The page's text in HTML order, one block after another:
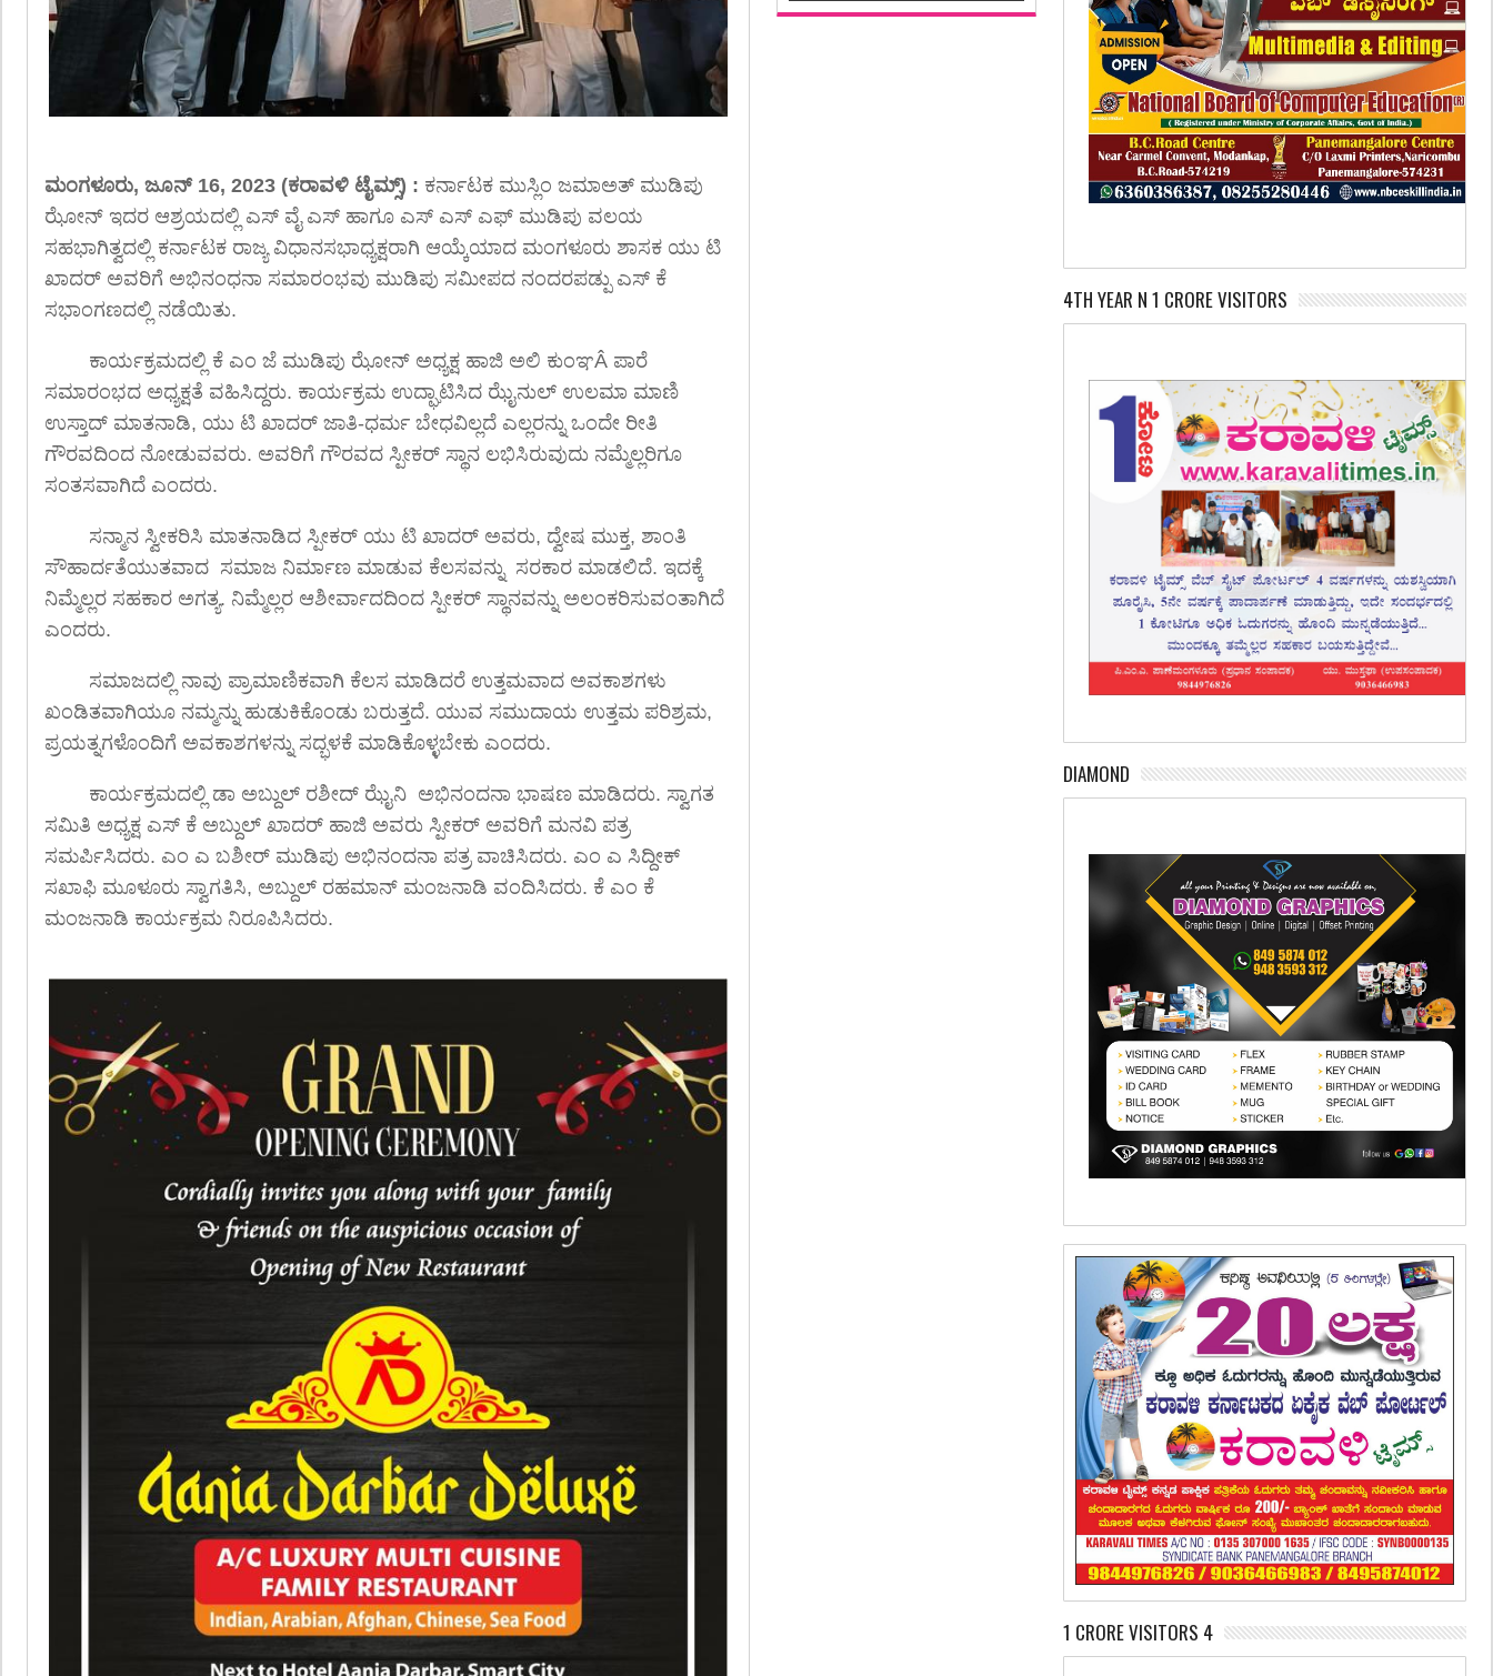
ಮಂಗಳೂರು, ಜೂನ್ 16, 2023 (ಕರಾವಳಿ ಟೈಮ್ಸ್) : ಕರ್ನಾಟಕ ಮುಸ್ಲಿಂ ಜಮಾಅತ್ ಮುಡಿಪು
ಝೋನ್ ಇದರ ಆಶ್ರಯದಲ್ಲಿ ಎಸ್ ವೈ ಎಸ್ ಹಾಗೂ ಎಸ್ ಎಸ್ ಎಫ್ ಮುಡಿಪು ವಲಯ
ಸಹಭಾಗಿತ್ವದಲ್ಲಿ ಕರ್ನಾಟಕ ರಾಜ್ಯ ವಿಧಾನಸಭಾಧ್ಯಕ್ಷರಾಗಿ ಆಯ್ಕೆಯಾದ ಮಂಗಳೂರು ಶಾಸಕ ಯು ಟಿ
ಖಾದರ್ ಅವರಿಗೆ ಅಭಿನಂಧನಾ ಸಮಾರಂಭವು ಮುಡಿಪು ಸಮೀಪದ ನಂದರಪಡ್ಪು ಎಸ್ ಕೆ
ಸಭಾಂಗಣದಲ್ಲಿ ನಡೆಯಿತು.
ಕಾರ್ಯಕ್ರಮದಲ್ಲಿ ಕೆ ಎಂ ಜೆ ಮುಡಿಪು ಝೋನ್ ಅಧ್ಯಕ್ಷ ಹಾಜಿ ಅಲಿ ಕುಂಞÂ ಪಾರೆ
ಸಮಾರಂಭದ ಅಧ್ಯಕ್ಷತೆ ವಹಿಸಿದ್ದರು. ಕಾರ್ಯಕ್ರಮ ಉದ್ಘಾಟಿಸಿದ ಝೈನುಲ್ ಉಲಮಾ ಮಾಣಿ
ಉಸ್ತಾದ್ ಮಾತನಾಡಿ, ಯು ಟಿ ಖಾದರ್ ಜಾತಿ-ಧರ್ಮ ಬೇಧವಿಲ್ಲದೆ ಎಲ್ಲರನ್ನು ಒಂದೇ ರೀತಿ
ಗೌರವದಿಂದ ನೋಡುವವರು. ಅವರಿಗೆ ಗೌರವದ ಸ್ಪೀಕರ್ ಸ್ಥಾನ ಲಭಿಸಿರುವುದು ನಮ್ಮೆಲ್ಲರಿಗೂ
ಸಂತಸವಾಗಿದೆ ಎಂದರು.
ಸನ್ಮಾನ ಸ್ವೀಕರಿಸಿ ಮಾತನಾಡಿದ ಸ್ಪೀಕರ್ ಯು ಟಿ ಖಾದರ್ ಅವರು, ದ್ವೇಷ ಮುಕ್ತ, ಶಾಂತಿ
ಸೌಹಾರ್ದತೆಯುತವಾದ ಸಮಾಜ ನಿರ್ಮಾಣ ಮಾಡುವ ಕೆಲಸವನ್ನು ಸರಕಾರ ಮಾಡಲಿದೆ. ಇದಕ್ಕೆ
ನಿಮ್ಮೆಲ್ಲರ ಸಹಕಾರ ಅಗತ್ಯ. ನಿಮ್ಮೆಲ್ಲರ ಆಶೀರ್ವಾದದಿಂದ ಸ್ಪೀಕರ್ ಸ್ಥಾನವನ್ನು ಅಲಂಕರಿಸುವಂತಾಗಿದೆ
ಎಂದರು.
ಸಮಾಜದಲ್ಲಿ ನಾವು ಪ್ರಾಮಾಣಿಕವಾಗಿ ಕೆಲಸ ಮಾಡಿದರೆ ಉತ್ತಮವಾದ ಅವಕಾಶಗಳು
ಖಂಡಿತವಾಗಿಯೂ ನಮ್ಮನ್ನು ಹುಡುಕಿಕೊಂಡು ಬರುತ್ತದೆ. ಯುವ ಸಮುದಾಯ ಉತ್ತಮ ಪರಿಶ್ರಮ,
ಪ್ರಯತ್ನಗಳೊಂದಿಗೆ ಅವಕಾಶಗಳನ್ನು ಸದ್ಭಳಕೆ ಮಾಡಿಕೊಳ್ಳಬೇಕು ಎಂದರು.
ಕಾರ್ಯಕ್ರಮದಲ್ಲಿ ಡಾ ಅಬ್ದುಲ್ ರಶೀದ್ ಝೈನಿ ಅಭಿನಂದನಾ ಭಾಷಣ ಮಾಡಿದರು. ಸ್ವಾಗತ
ಸಮಿತಿ ಅಧ್ಯಕ್ಷ ಎಸ್ ಕೆ ಅಬ್ದುಲ್ ಖಾದರ್ ಹಾಜಿ ಅವರು ಸ್ಪೀಕರ್ ಅವರಿಗೆ ಮನವಿ ಪತ್ರ
ಸಮರ್ಪಿಸಿದರು. ಎಂ ಎ ಬಶೀರ್ ಮುಡಿಪು ಅಭಿನಂದನಾ ಪತ್ರ ವಾಚಿಸಿದರು. ಎಂ ಎ ಸಿದ್ದೀಕ್
ಸಖಾಫಿ ಮೂಳೂರು ಸ್ವಾಗತಿಸಿ, ಅಬ್ದುಲ್ ರಹಮಾನ್ ಮಂಜನಾಡಿ ವಂದಿಸಿದರು. ಕೆ ಎಂ ಕೆ
ಮಂಜನಾಡಿ ಕಾರ್ಯಕ್ರಮ ನಿರೂಪಿಸಿದರು.
4TH YEAR N 1 CRORE VISITORS
DIAMOND
1 CRORE VISITORS 4